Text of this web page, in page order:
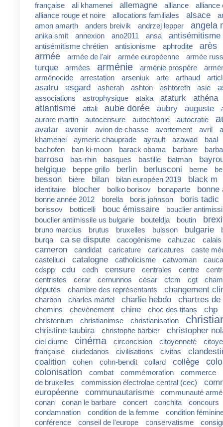
française
ali khamenei allemagne alliance
alliance
alliance rouge et noire
allocations familiales alsace
amon amarth
anders breivik andrzej lepper angela
anika smit annexion ano2011 ansa antisémitisme
antisémitisme chrétien antisionisme aphrodite
arès
armée
armée de l'air armée européenne armée
turque armées arménie arménie prospère
arménocide
arrestation arseniuk arte arthaud
asatru asgard asherah ashton ashtoreth asie
associations astrophysique ataka ataturk athéna
atlantisme attali aube dorée aubry auguste
aurore martin
autocensure autochtonie autocratie
avatar avenir avion de chasse avortement avril
khamenei
aymeric chauprade ayrault azawad
baal
bachofen
ban ki-moon barack obama barbare
barroso bas-rhin basques bastille batman
belgique
beppe grillo berlin berlusconi berne
besson bière bilan bilan européen 2019 black m
identitaire blocher boïko borisov bonaparte bonne
bonne année 2012 borella boris johnson boris tadic
borissov botticelli bouc émissaire
bouclier
bouclier antimissile us bulgarie
bouteldja boutin
bruno marcius brutus bruxelles buisson bulgarie
burqa
ca se dispute cacogénisme cahuzac calais
cameron candidat caricature caricatures
caste
castelluci
catalogne catholicisme catwoman
cdspp
cdu cedh censure centrales centre
centristes
cerar cernunnos césar cfcm cgt
députés
chambre des représentants changement
charbon charles martel charlie hebdo chartres de
chemins chevènement chine choc des titans chp
christentum christianimse christianisation
christine taubira christophe barbier christopher
ciel diurne cinéma circoncision citoyenneté
française
ciudedanos civilisations civitas
coalition
cohen cohn-bendit collard collège
colonisation
combat commémoration
commerce
de bruxelles
commission électrolae central (cec)
européenne
communautarisme
communauté
conan
conan le barbare concert conchita
concours
condamnation
condition de la femme
condition
conférence
conseil de l'europe conservatisme